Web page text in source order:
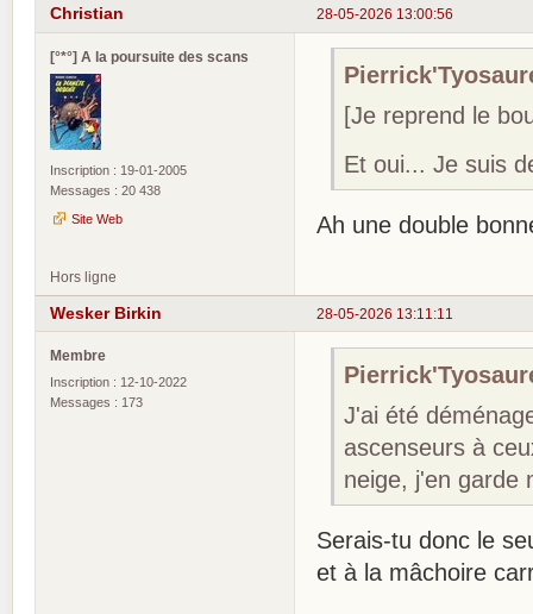
28-05-2026 13:00:56
Christian
[°*°] A la poursuite des scans
Inscription : 19-01-2005
Messages : 20 438
Site Web
[Je reprend le
Et oui... Je suis
Ah une double
Hors ligne
28-05-2026 13:11:11
Wesker Birkin
Membre
Inscription : 12-10-2022
Messages : 173
J'ai été
ascenseurs à
neige, j'en garde
Serais-tu donc le
et à la mâchoire